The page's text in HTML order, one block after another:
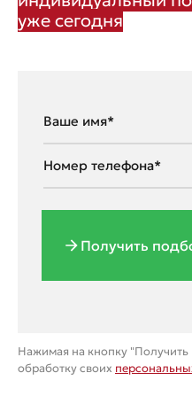
уже сегодня
Получить
Нажимая на кнопку "Получить
обработку своих